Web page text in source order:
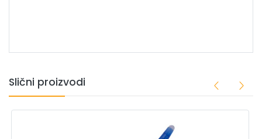
Slični proizvodi